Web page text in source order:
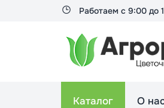
Работаем с 9:00 до
Каталог О